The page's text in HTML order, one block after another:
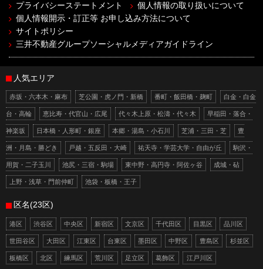
プライバシーステートメント
個人情報の取り扱いについて
個人情報開示・訂正等 お申し込み方法について
サイトポリシー
三井不動産グループソーシャルメディアガイドライン
人気エリア
赤坂・六本木・麻布 芝公園・虎ノ門・新橋 番町・飯田橋・麹町 白金・白金
台・高輪 恵比寿・代官山・広尾 代々木上原・松濤・代々木 早稲田・落合・
神楽坂 日本橋・人形町・銀座 本郷・湯島・小石川 芝浦・三田・芝 豊
洲・月島・勝どき 戸越・五反田・大崎 祐天寺・学芸大学・自由が丘 駒沢・
用賀・二子玉川 池尻・三宿・駒場 東中野・高円寺・阿佐ヶ谷 成城・砧
上野・浅草・門前仲町 池袋・板橋・王子
区名(23区)
港区 渋谷区 中央区 新宿区 文京区 千代田区 目黒区 品川区
世田谷区 大田区 江東区 台東区 墨田区 中野区 豊島区 杉並区
板橋区 北区 練馬区 荒川区 足立区 葛飾区 江戸川区